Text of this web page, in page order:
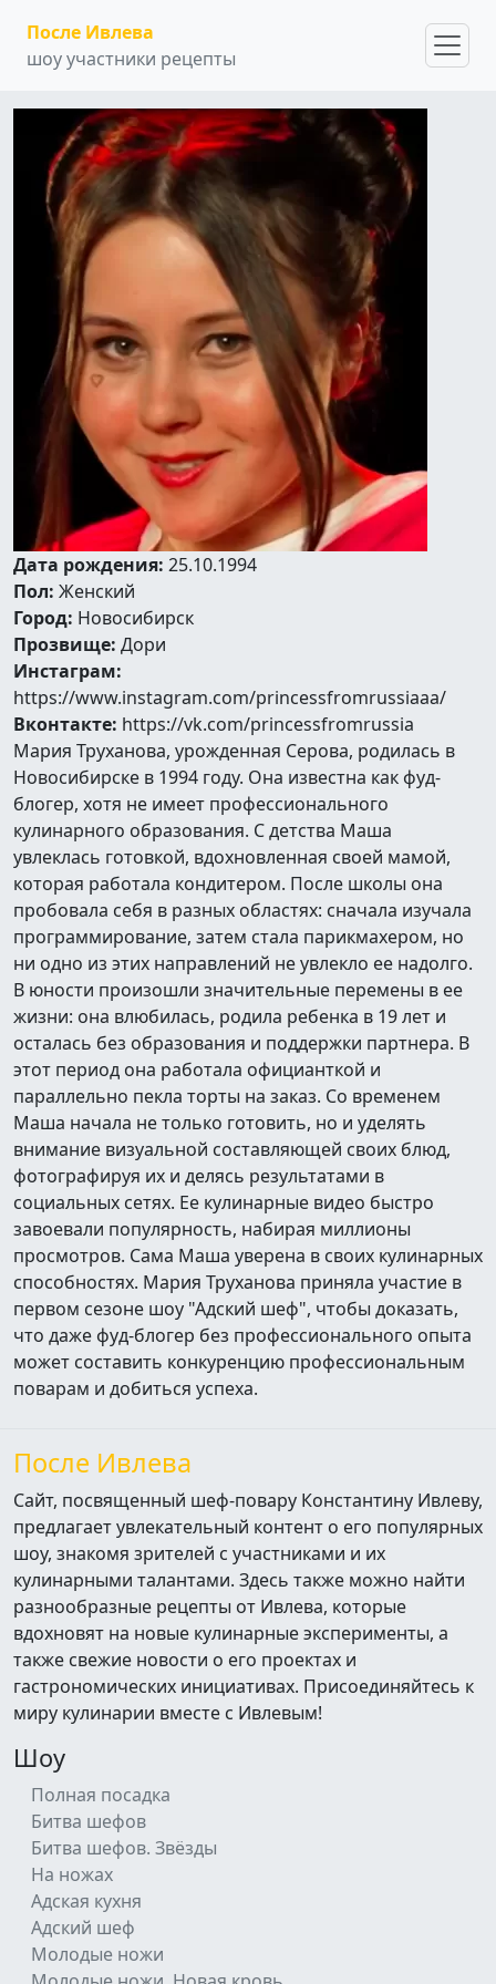
После Ивлева
шоу участники рецепты
Дата рождения: 25.10.1994
Пол: Женский
Город: Новосибирск
Прозвище: Дори
Инстаграм:
https://www.instagram.com/princessfromrussiaaa/
Вконтакте: https://vk.com/princessfromrussia
Мария Труханова, урожденная Серова, родилась в
Новосибирске в 1994 году. Она известна как фуд-
блогер, хотя не имеет профессионального
кулинарного образования. С детства Маша
увлеклась готовкой, вдохновленная своей мамой,
которая работала кондитером. После школы она
пробовала себя в разных областях: сначала изучала
программирование, затем стала парикмахером, но
ни одно из этих направлений не увлекло ее надолго.
В юности произошли значительные перемены в ее
жизни: она влюбилась, родила ребенка в 19 лет и
осталась без образования и поддержки партнера. В
этот период она работала официанткой и
параллельно пекла торты на заказ. Со временем
Маша начала не только готовить, но и уделять
внимание визуальной составляющей своих блюд,
фотографируя их и делясь результатами в
социальных сетях. Ее кулинарные видео быстро
завоевали популярность, набирая миллионы
просмотров. Сама Маша уверена в своих кулинарных
способностях. Мария Труханова приняла участие в
первом сезоне шоу "Адский шеф", чтобы доказать,
что даже фуд-блогер без профессионального опыта
может составить конкуренцию профессиональным
поварам и добиться успеха.
После Ивлева
Сайт, посвященный шеф-повару Константину Ивлеву,
предлагает увлекательный контент о его популярных
шоу, знакомя зрителей с участниками и их
кулинарными талантами. Здесь также можно найти
разнообразные рецепты от Ивлева, которые
вдохновят на новые кулинарные эксперименты, а
также свежие новости о его проектах и
гастрономических инициативах. Присоединяйтесь к
миру кулинарии вместе с Ивлевым!
Шоу
Полная посадка
Битва шефов
Битва шефов. Звёзды
На ножах
Адская кухня
Адский шеф
Молодые ножи